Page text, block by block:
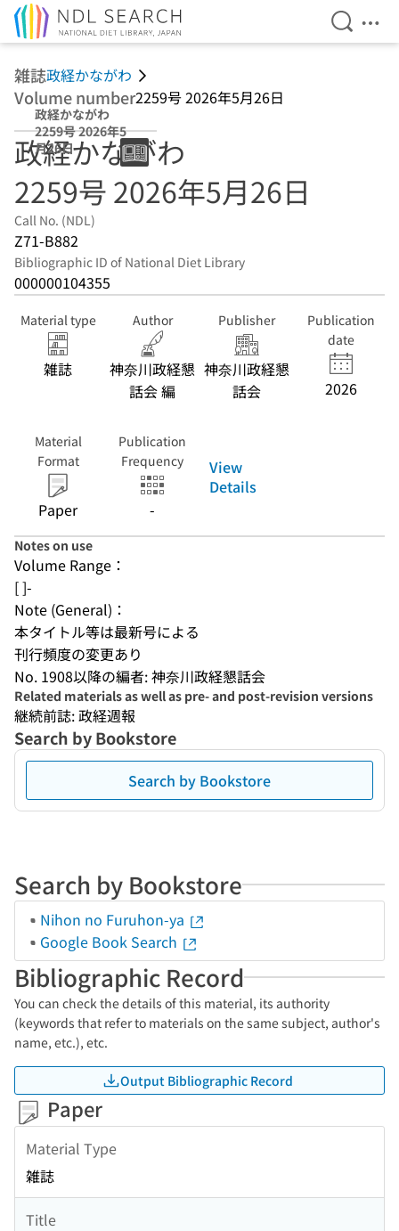
Open
雑誌政経かながわ
Volume number2259号 2026年5月26日
政経かながわ
2259号 2026年5
月26日
政経かながわ
2259号 2026年5月26日
Call No. (NDL)
Z71-B882
Bibliographic ID of National Diet Library
000000104355
Material type
雑誌
Author
神奈川政経懇
話会 編
Publisher
神奈川政経懇
話会
Publication
date
2026
Material
Format
Paper
Publication
Frequency
-
View
Details
Notes on use
Volume Range：
[ ]-
Note (General)：
本タイトル等は最新号による
刊行頻度の変更あり
No. 1908以降の編者: 神奈川政経懇話会
Related materials as well as pre- and post-revision versions
継続前誌: 政経週報
Search by Bookstore
Search by Bookstore
Search by Bookstore
Nihon no Furuhon-ya
Google Book Search
Bibliographic Record
You can check the details of this material, its authority
(keywords that refer to materials on the same subject, author's
name, etc.), etc.
Output Bibliographic Record
Paper
Material Type
雑誌
Title